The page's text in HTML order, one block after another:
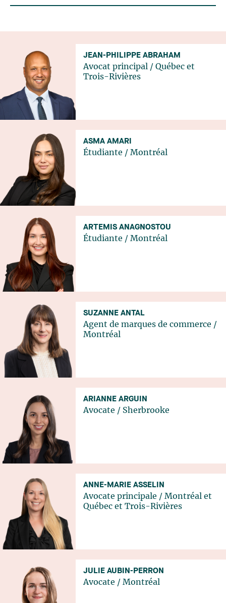
JEAN-PHILIPPE ABRAHAM
Avocat principal
/ Québec et
Trois-Rivières
ASMA AMARI
Étudiante / Montréal
ARTEMIS ANAGNOSTOU
Étudiante / Montréal
SUZANNE ANTAL
Agent de marques de commerce /
Montréal
ARIANNE ARGUIN
Avocate / Sherbrooke
ANNE-MARIE ASSELIN
Avocate principale / Montréal
et
Québec et Trois-Rivières
JULIE AUBIN-PERRON
Avocate / Montréal